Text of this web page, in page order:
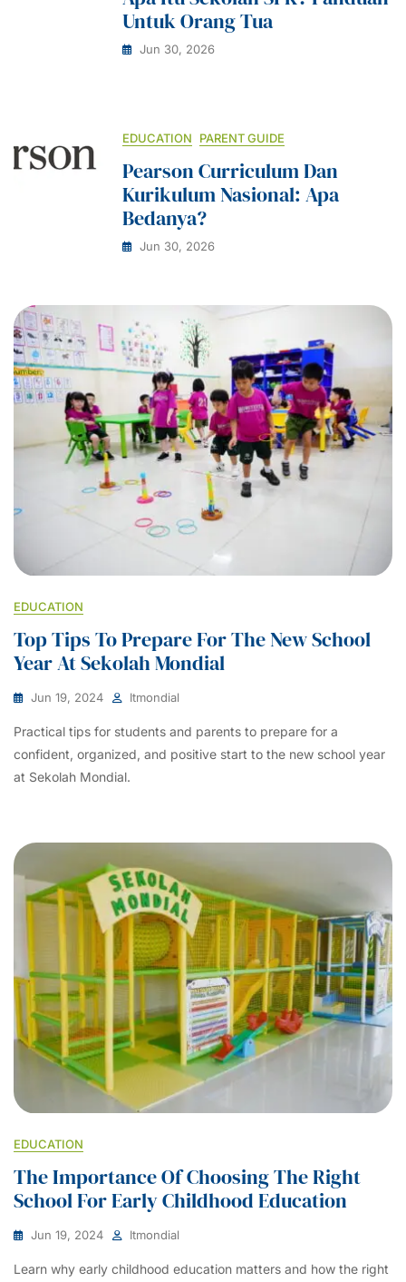
Untuk Orang Tua
Jun 30, 2026
EDUCATION PARENT GUIDE
Pearson Curriculum Dan
Kurikulum Nasional: Apa
Bedanya?
Jun 30, 2026
EDUCATION
Top Tips To Prepare For The New School
Year At Sekolah Mondial
Jun 19, 2024 Itmondial
Practical tips for students and parents to prepare for a
confident, organized, and positive start to the new school year
at Sekolah Mondial.
EDUCATION
The Importance Of Choosing The Right
School For Early Childhood Education
Jun 19, 2024 Itmondial
Learn why early childhood education matters and how the right